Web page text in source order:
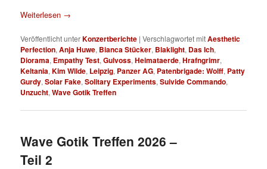
Weiterlesen →
Veröffentlicht unterKonzertberichte |Verschlagwortet mitAesthetic
Perfection,Anja Huwe, Bianca Stücker, Blaklight, Das Ich,
Diorama, Empathy Test,Gulvoss,Heimataerde,Hrafngrimr,
Keltania,Kim Wilde, Leipzig, Panzer AG, Patenbrigade: Wolff, Patty
Gurdy,Solar Fake,Solitary Experiments,Suivide Commando,
Unzucht,Wave Gotik Treffen
Wave Gotik Treffen 2026 –
Teil 2